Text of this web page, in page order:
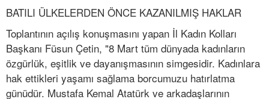
BATILI ÜLKELERDEN ÖNCE KAZANILMIŞ HAKLAR
Toplantının açılış konuşmasını yapan İl Kadın Kolları
Başkanı Füsun Çetin, "8 Mart tüm dünyada kadınların
özgürlük, eşitlik ve dayanışmasının simgesidir. Kadınlara
hak ettikleri yaşamı sağlama borcumuzu hatırlatma
günüdür. Mustafa Kemal Atatürk ve arkadaşlarının